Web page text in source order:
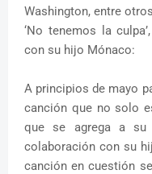
Washington, entre
‘No tenemos la
con su hijo Mónaco:
A principios de mayo
canción que no solo
que se agrega a su
colaboración con su
canción en cuestión